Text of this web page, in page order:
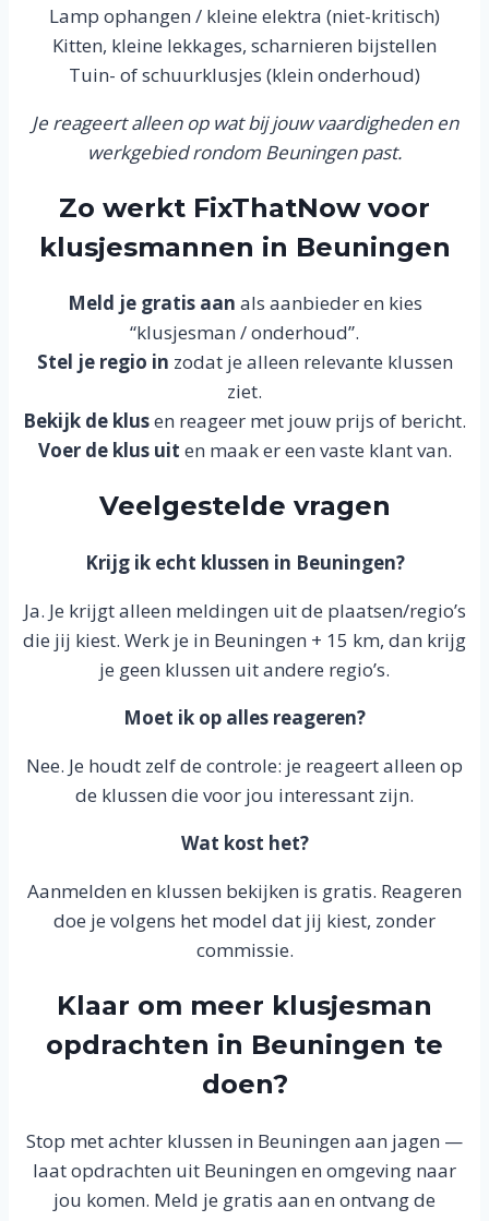
Lamp ophangen / kleine elektra (niet-kritisch)
Kitten, kleine lekkages, scharnieren bijstellen
Tuin- of schuurklusjes (klein onderhoud)
Je reageert alleen op wat bij jouw vaardigheden en
werkgebied rondom Beuningen past.
Zo werkt FixThatNow voor
klusjesmannen in Beuningen
Meld je gratis aan als aanbieder en kies
“klusjesman / onderhoud”.
Stel je regio in zodat je alleen relevante klussen
ziet.
Bekijk de klusen reageer met jouw prijs of bericht.
Voer de klus uit en maak er een vaste klant van.
Veelgestelde vragen
Krijg ik echt klussen in Beuningen?
Ja. Je krijgt alleen meldingen uit de plaatsen/regio’s
die jij kiest. Werk je in Beuningen + 15 km, dan krijg
je geen klussen uit andere regio’s.
Moet ik op alles reageren?
Nee. Je houdt zelf de controle: je reageert alleen op
de klussen die voor jou interessant zijn.
Wat kost het?
Aanmelden en klussen bekijken is gratis. Reageren
doe je volgens het model dat jij kiest, zonder
commissie.
Klaar om meer klusjesman
opdrachten in Beuningen te
doen?
Stop met achter klussen in Beuningen aan jagen —
laat opdrachten uit Beuningen en omgeving naar
jou komen. Meld je gratis aan en ontvang de